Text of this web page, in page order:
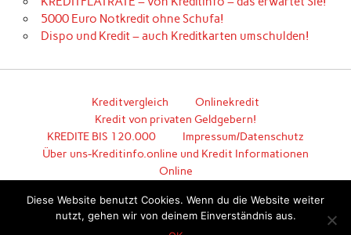
5000 Euro Notkredit ohne Schufa!
Dispo und Kredit – auch Kreditkarten umschulden!
Kreditvergleich
Onlinekredit
Kredit von privaten Geldgebern!
KREDITE BIS 120.000
Impressum/Datenschutz
Über uns-Kreditinfo.online und Kredit Informationen
Online
Diese Website benutzt Cookies. Wenn du die Website weiter
nutzt, gehen wir von deinem Einverständnis aus.